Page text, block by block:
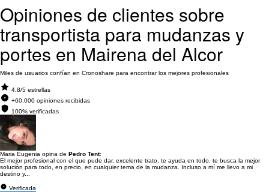
Opiniones de clientes sobre
transportista para mudanzas y
portes en Mairena del Alcor
Miles de usuarios confían en Cronoshare para encontrar los mejores profesionales
4.8/5 estrellas
+60.000 opiniones recibidas
100% verificadas
Maria Eugenia opina de Pedro Tent:
El mejor profesional con el que pude dar, excelente trato, te ayuda en todo, te busca la mejor
solución para todo, en precio, en cualquier tema de la mudanza. Incluso a mí me llevo a mi
destino y...
Verificada